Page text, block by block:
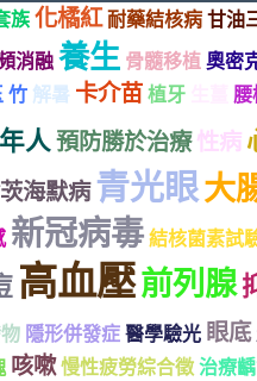
族 化橘紅耐藥結核病 甘油
消融 養生 骨髓移植 奧密
竹 解暑 卡介苗 植牙
人預防勝於治療性病
海默病青光眼大
新冠病毒 結核菌素試
高血壓前列腺
隱形併發症 醫學驗光 眼底
咳嗽慢性疲勞綜合徵 治療